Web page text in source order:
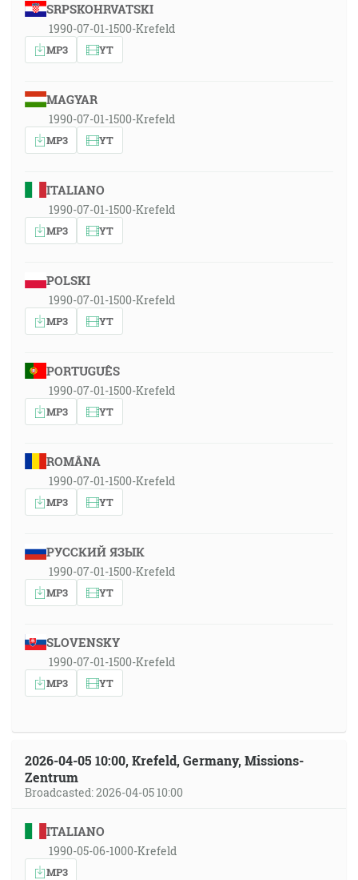
SRPSKOHRVATSKI
1990-07-01-1500-Krefeld
MP3 YT
MAGYAR
1990-07-01-1500-Krefeld
MP3 YT
ITALIANO
1990-07-01-1500-Krefeld
MP3 YT
POLSKI
1990-07-01-1500-Krefeld
MP3 YT
PORTUGUÊS
1990-07-01-1500-Krefeld
MP3 YT
ROMÂNA
1990-07-01-1500-Krefeld
MP3 YT
РУССКИЙ ЯЗЫК
1990-07-01-1500-Krefeld
MP3 YT
SLOVENSKY
1990-07-01-1500-Krefeld
MP3 YT
2026-04-05 10:00, Krefeld, Germany, Missions-
Zentrum
Broadcasted: 2026-04-05 10:00
ITALIANO
1990-05-06-1000-Krefeld
MP3